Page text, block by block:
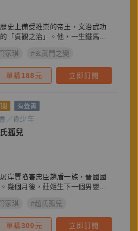
史上備受推崇的帝王，文治武功
「貞觀之治」。他，一生鐵馬金
家琪 #玄武門之變
單購188元 立即訂閱
有聲書
／青少年
孤兒
岸賈陷害忠臣趙盾一族，晉國國
幾個月後，莊姬生下一個男嬰…
家琪 #趙氏孤兒
單購300 元 立即訂閱